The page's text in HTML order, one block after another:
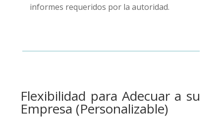
informes requeridos por la autoridad.
Flexibilidad para Adecuar a su
Empresa (Personalizable)